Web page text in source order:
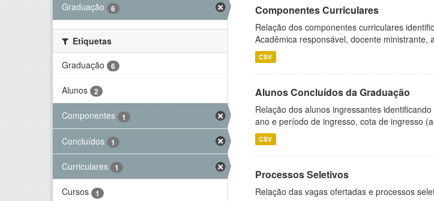
Graduação
6
Etiquetas
Graduação
6
Alunos 2
Componentes 1
Concluídos 1
Curriculares 1
Cursos 1
Componentes Curriculares
Relação dos componentes curriculares
Acadêmica responsável, docente ministrante,
CSV
Alunos Concluídos da Graduação
Relação dos alunos ingressantes
ano e período de ingresso, cota de ingresso
CSV
Processos Seletivos
Relação das vagas ofertadas e processos